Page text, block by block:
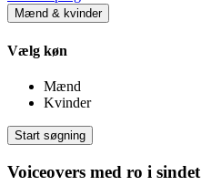
Mænd & kvinder
Vælg køn
Mænd
Kvinder
Start søgning
Voiceovers med ro i sindet